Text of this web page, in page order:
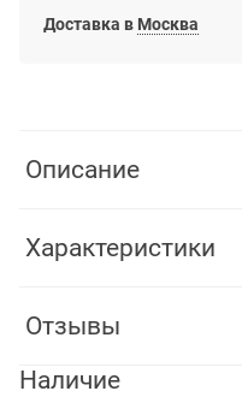
Доставка в Москва
Описание
Характеристики
Отзывы
Наличие